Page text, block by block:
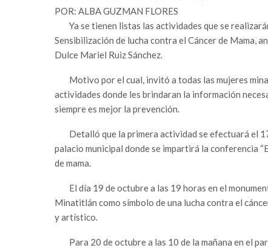
​POR: ALBA GUZMAN FLORES
Ya se tienen listas las actividades que se
Sensibilización de lucha contra el Cáncer de Mama,
Dulce Mariel Ruiz Sánchez.
Motivo por el cual, invitó a todas las mujeres
actividades donde les brindaran la información
siempre es mejor la prevención.
Detalló que la primera actividad se efectuará el
palacio municipal donde se impartirá la conferencia
de mama.
El día 19 de octubre a las 19 horas en el
Minatitlán como símbolo de una lucha contra el
y artístico.
Para 20 de octubre a las 10 de la mañana en el